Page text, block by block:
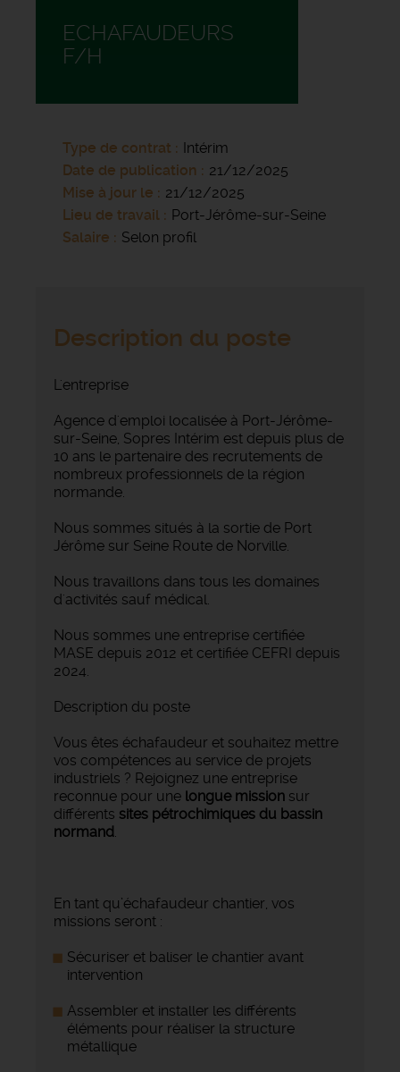
ECHAFAUDEURS
F/H
Type de contrat
Intérim
Date de publication
21/12/2025
Mise à jour le
21/12/2025
Lieu de travail
Port-Jérôme-sur-Seine
Salaire
Selon profil
Description du poste
L'entreprise
Agence d'emploi localisée à Port-Jérôme-
sur-Seine, Sopres Intérim est depuis plus de
10 ans le partenaire des recrutements de
nombreux professionnels de la région
normande.
Nous sommes situés à la sortie de Port
Jérôme sur Seine Route de Norville.
Nous travaillons dans tous les domaines
d'activités sauf médical.
Nous sommes une entreprise certifiée
MASE depuis 2012 et certifiée CEFRI depuis
2024.
Description du poste
Vous êtes échafaudeur et souhaitez mettre
vos compétences au service de projets
industriels ? Rejoignez une entreprise
reconnue pour une longue mission sur
différents sites pétrochimiques du bassin
normand.
En tant qu’échafaudeur chantier, vos
missions seront :
Sécuriser et baliser le chantier avant
intervention
Assembler et installer les différents
éléments pour réaliser la structure
métallique